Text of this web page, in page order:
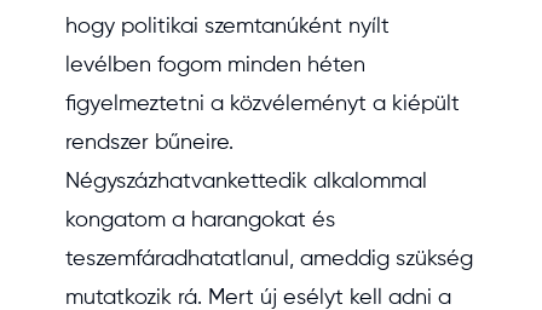
hogy politikai szemtanúként nyílt
levélben fogom minden héten
figyelmeztetni a közvéleményt a kiépült
rendszer bűneire.
Négyszázhatvankettedik alkalommal
kongatom a harangokat és
teszemfáradhatatlanul, ameddig szükség
mutatkozik rá. Mert új esélyt kell adni a